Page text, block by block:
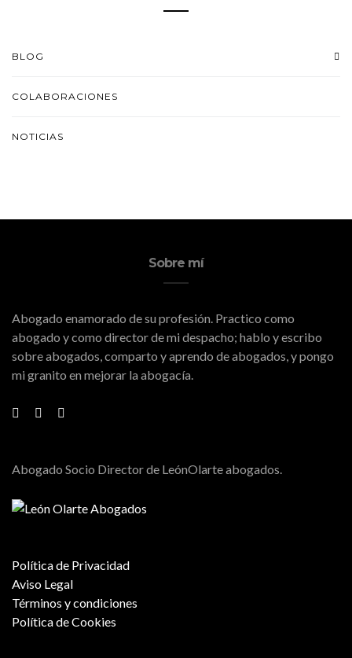
BLOG
COLABORACIONES
NOTICIAS
Sobre mí
Abogado enamorado de su profesión. Practico como
abogado y como director de mi despacho; hablo y escribo
sobre abogados, comparto y aprendo de abogados, y pongo
mi granito en mejorar la abogacía.
Abogado Socio Director de LeónOlarte abogados.
Política de Privacidad
Aviso Legal
Términos y condiciones
Política de Cookies